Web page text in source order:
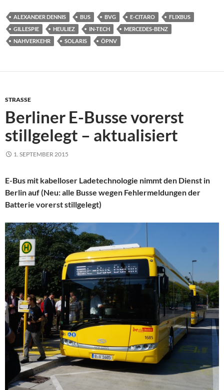
ALEXANDER DENNIS BUS BVG E-CITARO
FLIXBUS
GILLESPIE
HEULIEZ IN-TECH
MERCEDES-BENZ
NAHVERKEHR
SOLARIS ÖPNV
STRASSE
Berliner E-Busse vorerst
stillgelegt – aktualisiert
1. SEPTEMBER 2015
E-Bus mit kabelloser Ladetechnologie nimmt den Dienst in
Berlin auf (Neu: alle Busse wegen Fehlermeldungen der
Batterie vorerst stillgelegt)